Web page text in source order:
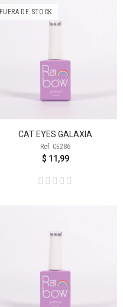
FUERA DE STOCK
CAT EYES GALAXIA
Ref: CE286
$ 11,99